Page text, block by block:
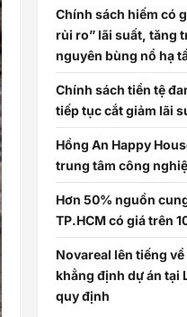
Chính sách hiếm có
rủi ro” lãi suất, tăng
nguyên bùng nổ hạ
Chính sách tiền tệ
tiếp tục cắt giảm lãi
Hồng An Happy
trung tâm công
Hơn 50% nguồn
TP.HCM có giá trên
Novareal lên tiếng
khẳng định dự án tại
quy định